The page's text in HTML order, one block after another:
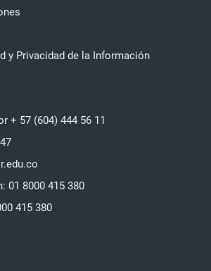
y Privacidad de la Información
+ 57 (604) 444 56 11
01 8000 415 380
415 380